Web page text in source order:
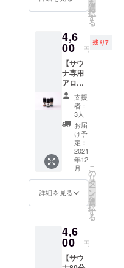
様以外
でも利
クラウ
ドファ
ンディ
ング限
定で値
下げさ
せてい
ただい
ており
ます。
を
選
択
す
る
4,6
00 円
残り7
【サウ
ナ専用
アロマ3
種セッ
ト(各
5ml)】
（送料
込） サ
ウナー
の意見
から、
サウナ
利用時
を想定
して香
り3パ
を調香
師の方
につく
りあげ
支援
者：
3人
お届
け予
定：
2021
年12
月
詳細を見る
こ
の
リ
タ
ー
ン
を
選
択
す
る
4,6
00 円
【サウ